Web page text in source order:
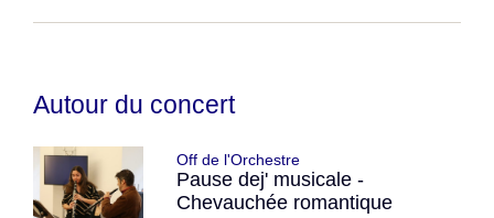
Autour du concert
Off de l'Orchestre
Pause dej' musicale -
Chevauchée romantique